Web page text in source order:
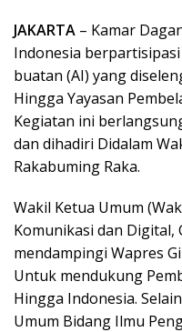
JAKARTA – Kamar
Indonesia
buatan (AI) yang
Hingga Yayasan
Kegiatan ini
dan dihadiri Didalam
Rakabuming Raka.
Wakil Ketua Umum
Komunikasi dan Digital,
mendampingi Wapres
Untuk mendukung
Hingga Indonesia.
Umum Bidang Ilmu